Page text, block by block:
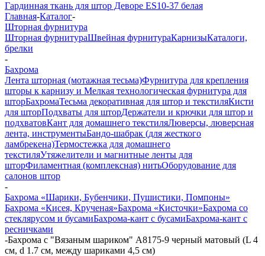
Гардинная ткань для штор Деворе ES10-37 белая
Главная-Каталог-
Шторная фурнитура
Шторная фурнитураШвейная фурнитураКарнизыКаталоги,
брелки
-
Бахрома
Лента шторная (мотажная тесьма)Фурнитура для крепления
шторы к карнизу и Мелкая технологическая фурнитура для
шторБахромаТесьма декоративная для штор и текстиляКисти
для шторПодхваты для шторДержатели и крючки для штор и
подхватовКант для домашнего текстиляЛюверсы, люверсная
лента, инструментыБандо-шабрак (для жесткого
ламбрекена)Термостежка для домашнего
текстиляУтяжелители и магнитные ленты для
шторФиламентная (комплексная) нитьОборудование для
салонов штор
-
Бахрома «Шарики, Бубенчики, Пушистики, Помпоны»
Бахрома «Кисея, Крученая»Бахрома «Кисточки»Бахрома со
стеклярусом и бусамиБахрома-кант с бусамиБахрома-кант с
ресничками
-Бахрома с "Вязаным шариком" A8175-9 черный матовый (L 4
см, d 1.7 см, между шариками 4,5 см)